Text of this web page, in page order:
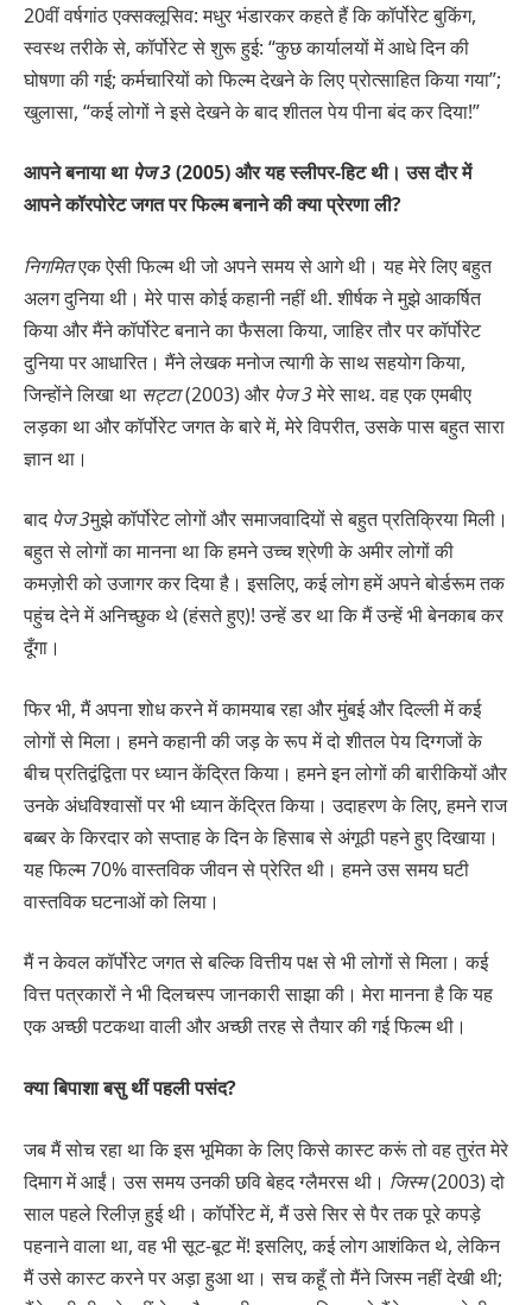
20वीं वर्षगांठ एक्सक्लूसिव: मधुर भंडारकर कहते हैं कि कॉर्पोरेट बुकिंग,
स्वस्थ तरीके से, कॉर्पोरेट से शुरू हुई: “कुछ कार्यालयों में आधे दिन की
घोषणा की गई; कर्मचारियों को फिल्म देखने के लिए प्रोत्साहित किया गया”;
खुलासा, “कई लोगों ने इसे देखने के बाद शीतल पेय पीना बंद कर दिया!”
आपने बनाया था पेज 3(2005) और यह स्लीपर-हिट थी। उस दौर में
आपने कॉरपोरेट जगत पर फिल्म बनाने की क्या प्रेरणा ली?
निगमितएक ऐसी फिल्म थी जो अपने समय से आगे थी। यह मेरे लिए बहुत
अलग दुनिया थी। मेरे पास कोई कहानी नहीं थी. शीर्षक ने मुझे आकर्षित
किया और मैंने कॉर्पोरेट बनाने का फैसला किया, जाहिर तौर पर कॉर्पोरेट
दुनिया पर आधारित। मैंने लेखक मनोज त्यागी के साथ सहयोग किया,
जिन्होंने लिखा था सट्टा(2003) और पेज 3मेरे साथ. वह एक एमबीए
लड़का था और कॉर्पोरेट जगत के बारे में, मेरे विपरीत, उसके पास बहुत सारा
ज्ञान था।
बाद पेज 3मुझे कॉर्पोरेट लोगों और समाजवादियों से बहुत प्रतिक्रिया मिली।
बहुत से लोगों का मानना ​​था कि हमने उच्च श्रेणी के अमीर लोगों की
कमज़ोरी को उजागर कर दिया है। इसलिए, कई लोग हमें अपने बोर्डरूम तक
पहुंच देने में अनिच्छुक थे (हंसते हुए)! उन्हें डर था कि मैं उन्हें भी बेनकाब कर
दूँगा।
फिर भी, मैं अपना शोध करने में कामयाब रहा और मुंबई और दिल्ली में कई
लोगों से मिला। हमने कहानी की जड़ के रूप में दो शीतल पेय दिग्गजों के
बीच प्रतिद्वंद्विता पर ध्यान केंद्रित किया। हमने इन लोगों की बारीकियों और
उनके अंधविश्वासों पर भी ध्यान केंद्रित किया। उदाहरण के लिए, हमने राज
बब्बर के किरदार को सप्ताह के दिन के हिसाब से अंगूठी पहने हुए दिखाया।
यह फिल्म 70% वास्तविक जीवन से प्रेरित थी। हमने उस समय घटी
वास्तविक घटनाओं को लिया।
मैं न केवल कॉर्पोरेट जगत से बल्कि वित्तीय पक्ष से भी लोगों से मिला। कई
वित्त पत्रकारों ने भी दिलचस्प जानकारी साझा की। मेरा मानना ​​है कि यह
एक अच्छी पटकथा वाली और अच्छी तरह से तैयार की गई फिल्म थी।
क्या बिपाशा बसु थीं पहली पसंद?
जब मैं सोच रहा था कि इस भूमिका के लिए किसे कास्ट करूं तो वह तुरंत मेरे
दिमाग में आईं। उस समय उनकी छवि बेहद ग्लैमरस थी। जिस्म(2003) दो
साल पहले रिलीज़ हुई थी। कॉर्पोरेट में, मैं उसे सिर से पैर तक पूरे कपड़े
पहनाने वाला था, वह भी सूट-बूट में! इसलिए, कई लोग आशंकित थे, लेकिन
मैं उसे कास्ट करने पर अड़ा हुआ था। सच कहूँ तो मैंने जिस्म नहीं देखी थी;